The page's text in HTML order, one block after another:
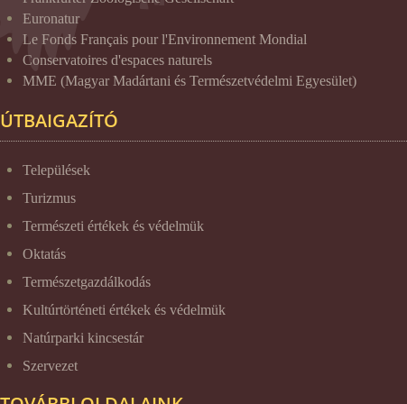
Euronatur
Le Fonds Français pour l'Environnement Mondial
Conservatoires d'espaces naturels
MME (Magyar Madártani és Természetvédelmi Egyesület)
ÚTBAIGAZÍTÓ
Települések
Turizmus
Természeti értékek és védelmük
Oktatás
Természetgazdálkodás
Kultúrtörténeti értékek és védelmük
Natúrparki kincsestár
Szervezet